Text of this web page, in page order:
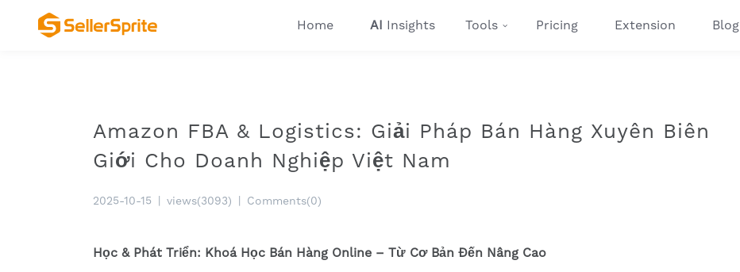
Home AI Insights Tools Pricing Extension Blog
Amazon FBA & Logistics: Giải Pháp Bán Hàng Xuyên Biên
Giới Cho Doanh Nghiệp Việt Nam
2025-10-15 views(3093) Comments(0)
Học & Phát Triển: Khoá Học Bán Hàng Online – Từ Cơ Bản Đến Nâng Cao